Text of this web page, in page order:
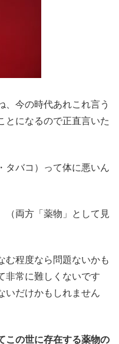
、今の時代あれこれ言う
とになるので正直言いた
タバコ）って体に悪いん
（両方「薬物」として見
む程度なら問題ないかも
非常に難しくないです
いだけかもしれません
この世に存在する薬物の